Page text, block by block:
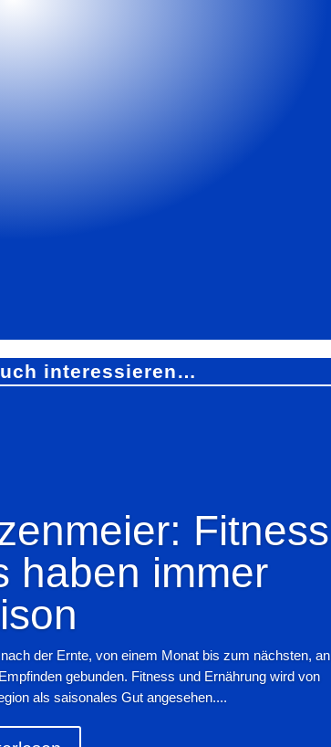
interessieren…
Fitness
haben immer
der Ernte, von einem Monat bis zum nächsten, an
gebunden. Fitness und Ernährung wird von
als saisonales Gut angesehen....